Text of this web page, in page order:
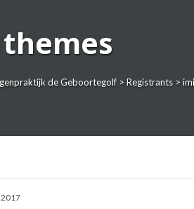
de Geboortegolf > Registrants >